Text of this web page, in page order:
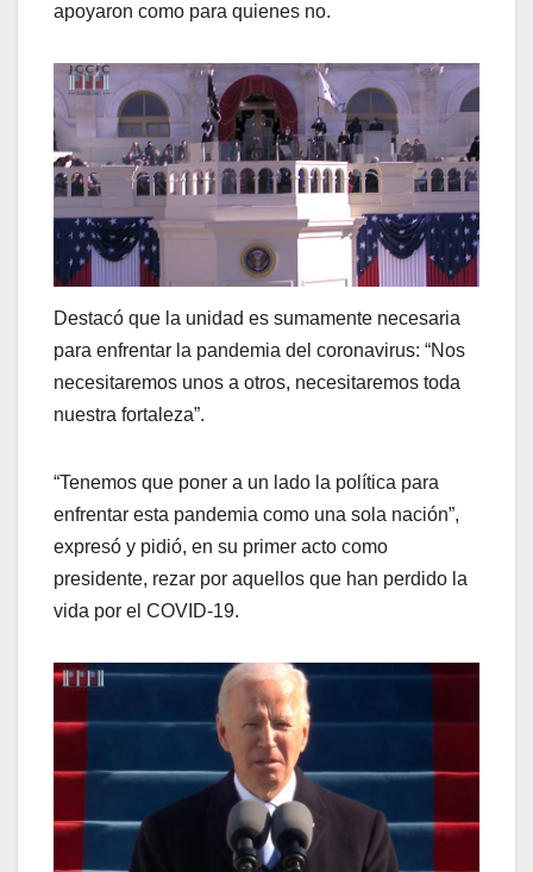
apoyaron como para quienes no.
Destacó que la unidad es sumamente necesaria
para enfrentar la pandemia del coronavirus: “Nos
necesitaremos unos a otros, necesitaremos toda
nuestra fortaleza”.
“Tenemos que poner a un lado la política para
enfrentar esta pandemia como una sola nación”,
expresó y pidió, en su primer acto como
presidente, rezar por aquellos que han perdido la
vida por el COVID-19.